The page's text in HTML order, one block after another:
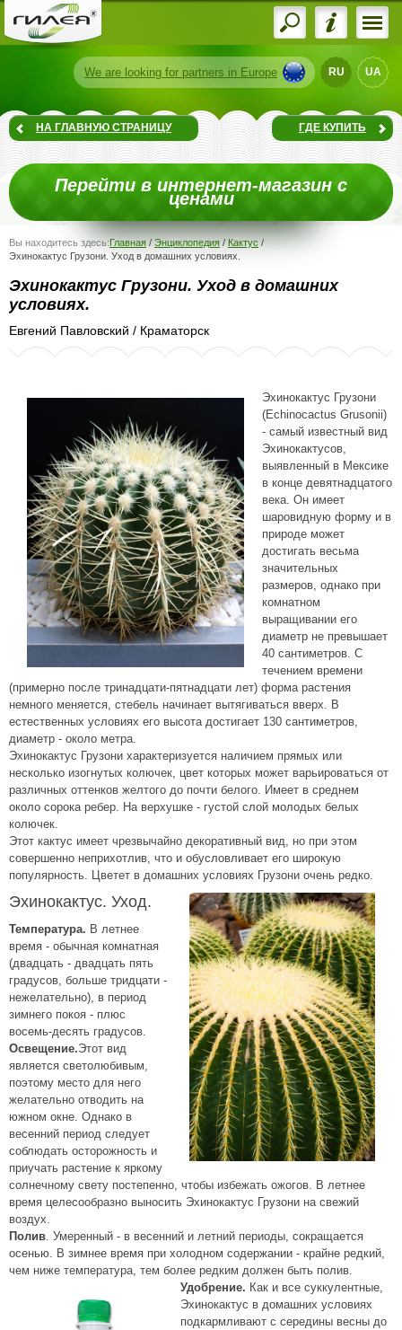
We are looking for partners in Europe RU UA
НА ГЛАВНУЮ СТРАНИЦУ
Перейти в интернет-магазин с
ценами
ГДЕ КУПИТЬ
Вы находитесь здесь:Главная / Энциклопедия / Кактус /
Эхинокактус Грузони. Уход в домашних условиях.
Эхинокактус Грузони. Уход в домашних
условиях.
Евгений Павловский / Краматорск
Эхинокактус Грузони
(Echinocactus Grusonii)
- самый известный вид
Эхинокактусов,
выявленный в Мексике
в конце девятнадцатого
века. Он имеет
шаровидную форму и в
природе может
достигать весьма
значительных
размеров, однако при
комнатном
выращивании его
диаметр не превышает
40 сантиметров. С
течением времени
(примерно после тринадцати-пятнадцати лет) форма растения
немного меняется, стебель начинает вытягиваться вверх. В
естественных условиях его высота достигает 130 сантиметров,
диаметр - около метра.
Эхинокактус Грузони характеризуется наличием прямых или
несколько изогнутых колючек, цвет которых может варьироваться от
различных оттенков желтого до почти белого. Имеет в среднем
около сорока ребер. На верхушке - густой слой молодых белых
колючек.
Этот кактус имеет чрезвычайно декоративный вид, но при этом
совершенно неприхотлив, что и обусловливает его широкую
популярность. Цветет в домашних условиях Грузони очень редко.
Эхинокактус. Уход.
Температура. В летнее
время - обычная комнатная
(двадцать - двадцать пять
градусов, больше тридцати -
нежелательно), в период
зимнего покоя - плюс
восемь-десять градусов.
Освещение.Этот вид
является светолюбивым,
поэтому место для него
желательно отводить на
южном окне. Однако в
весенний период следует
соблюдать осторожность и
приучать растение к яркому
солнечному свету постепенно, чтобы избежать ожогов. В летнее
время целесообразно выносить Эхинокактус Грузони на свежий
воздух.
Полив. Умеренный - в весенний и летний периоды, сокращается
осенью. В зимнее время при холодном содержании - крайне редкий,
чем ниже температура, тем более редким должен быть полив.
Удобрение. Как и все суккулентные,
Эхинокактус в домашних условиях
подкармливают с середины весны до